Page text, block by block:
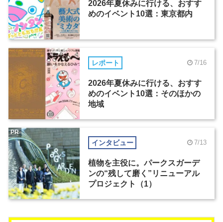
2026年夏休みに行ける、おすす
めのイベント10選：東京都内
レポート 7/16
2026年夏休みに行ける、おすす
めのイベント10選：そのほかの
地域
インタビュー 7/13
植物を主役に。パークスガーデ
ンの“残して磨く”リニューアル
プロジェクト（1）
PR